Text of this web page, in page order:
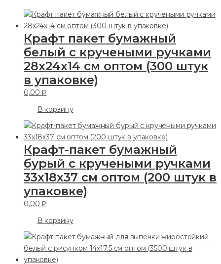
Крафт пакет бумажный
белый с кручеными ручками
28х24х14 см оптом (300 штук
в упаковке)
0,00₽
В корзину
Крафт-пакет бумажный
бурый с кручеными ручками
33x18x37 см оптом (200 штук в
упаковке)
0,00₽
В корзину